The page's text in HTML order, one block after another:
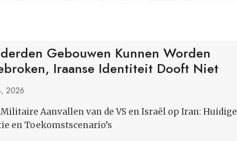
Gebouwen Kunnen Worden
Iraanse Identiteit Dooft Niet
2026
Aanvallen van de VS en Israël op Iran: Huidige
en Toekomstscenario’s